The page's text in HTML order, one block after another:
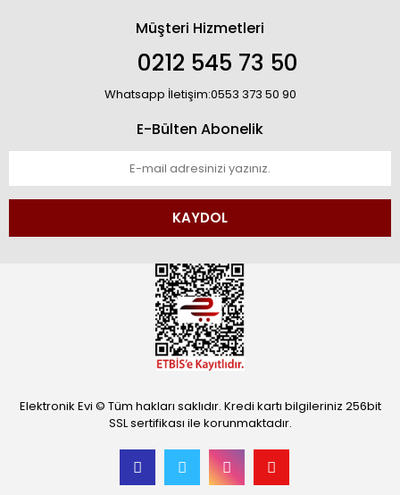
Müşteri Hizmetleri
0212 545 73 50
Whatsapp İletişim:0553 373 50 90
E-Bülten Abonelik
KAYDOL
Elektronik Evi © Tüm hakları saklıdır. Kredi kartı bilgileriniz 256bit
SSL sertifikası ile korunmaktadır.